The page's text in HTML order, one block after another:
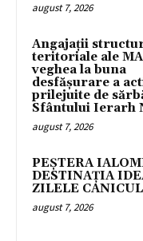
august 7, 2026
Angajații
teritoriale ale
veghea la buna
desfășurare a
prilejuite de
Sfântului Ierarh
august 7, 2026
PEȘTERA
DESTINAȚIA
ZILELE
august 7, 2026